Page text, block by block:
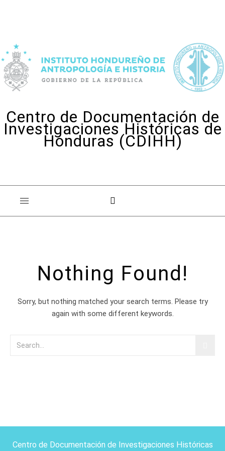
Centro de Documentación de
Investigaciones Históricas de
Honduras (CDIHH)
Nothing Found!
Sorry, but nothing matched your search terms. Please try
again with some different keywords.
Centro de Documentación de Investigaciones Históricas